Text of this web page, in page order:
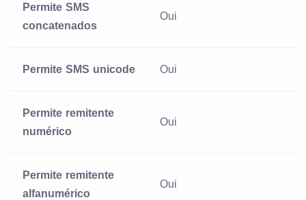
Permite SMS
concatenados
Oui
Permite SMS unicode Oui
Permite remitente
numérico
Oui
Permite remitente
alfanumérico
Oui